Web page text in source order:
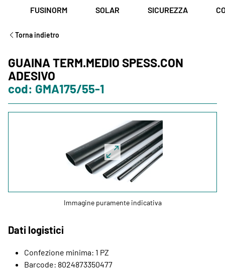
Formazione
Italweber Academy
LOGIN
EN FR ES
FUSINORM SOLAR SICUREZZA
Torna indietro
GUAINA TERM.MEDIO SPESS.CON
ADESIVO
cod: GMA175/55-1
Immagine puramente indicativa
Dati logistici
Confezione minima: 1 PZ
Barcode: 8024873350477